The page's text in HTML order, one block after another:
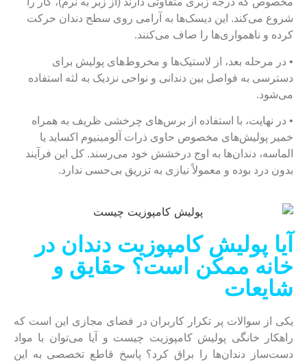
شروع می‌کند. این دیسک‌ها به آرامی روی سطح دندان حرکت
کرده و ناهمواری‌ها را صاف می‌کنند.
• در مرحله بعد، از لاستیک‌ها و مخروط‌های پولیش برای
دسترسی به فواصل بین دندانی و نواحی نزدیک به لثه استفاده
می‌شود.
• در نهایت، با استفاده از برس‌های چرخشی ظریف به همراه
خمیر پولیش‌های مخصوص حاوی ذرات آلومینیوم اکساید یا
الماسه، دندان‌ها به اوج درخشش خود می‌رسند. کل این فرآیند
بدون درد بوده و معمولاً نیازی به تزریق بی‌حسی ندارد.
آیا پولیش کامپوزیت دندان در
خانه ممکن است؟ حقایق و
شایعات
یکی از سوالات پر تکرار کاربران در فضای مجازی این است که
راهکار خانگی پولیش کامپوزیت چیست و آیا می‌توان با مواد
دست‌ساز دندان‌ها را براق کرد؟ پاسخ قاطع تخصصی به این